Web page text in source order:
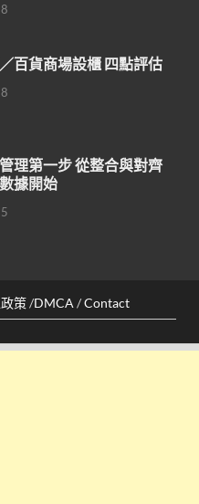
百貨商場設櫃 四點評估
理第一步 從整合與對齊
據開始
策/DMCA /Contact